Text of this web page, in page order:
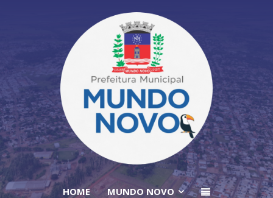
HOME MUNDO NOVO